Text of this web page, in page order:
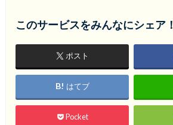
このサービスをみんなにシェア！
ポスト
はてブ
Pocket